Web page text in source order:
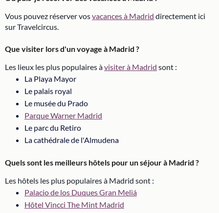
Vous pouvez réserver vosvacances à Madrid directement ici
sur Travelcircus.
Que visiter lors d'un voyage à Madrid ?
Les lieux les plus populaires àvisiter à Madrid sont :
La Playa Mayor
Le palais royal
Le musée du Prado
Parque Warner Madrid
Le parc du Retiro
La cathédrale de l'Almudena
Quels sont les meilleurs hôtels pour un séjour à Madrid ?
Les hôtels les plus populaires à Madrid sont :
Palacio de los Duques Gran Meliá
Hôtel Vincci The Mint Madrid